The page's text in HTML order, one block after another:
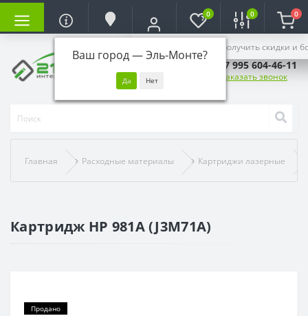
Ваш город —Эль-Монте?
Войдите, чтобы получить скидки и
0 0 0
+7 995 604-46-11
Заказать звонок
Главная Расходные материалы Картриджи лазерные
Картридж HP 981A (J3M71A)
Продано